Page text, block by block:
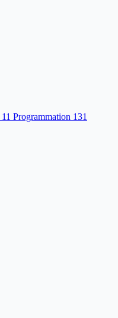
11 Programmation 131